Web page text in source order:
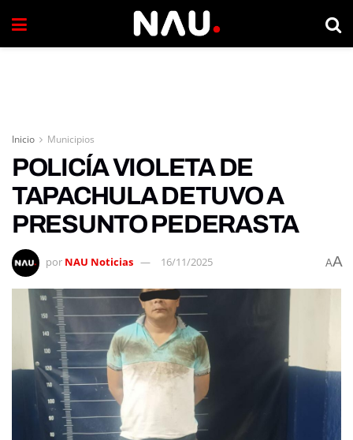
Inicio Municipios
POLICÍA VIOLETA DE
TAPACHULA DETUVO A
PRESUNTO PEDERASTA
por NAU Noticias 16/11/2025 AA